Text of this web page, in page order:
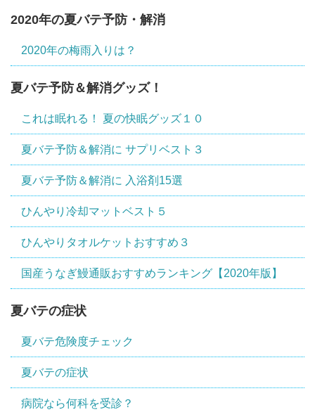
2020年の夏バテ予防・解消
2020年の梅雨入りは？
夏バテ予防＆解消グッズ！
これは眠れる！ 夏の快眠グッズ１０
夏バテ予防＆解消に サプリベスト３
夏バテ予防＆解消に 入浴剤15選
ひんやり冷却マットベスト５
ひんやりタオルケットおすすめ３
国産うなぎ鰻通販おすすめランキング【2020年版】
夏バテの症状
夏バテ危険度チェック
夏バテの症状
病院なら何科を受診？